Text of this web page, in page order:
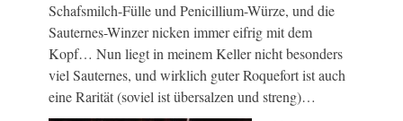
Schafsmilch-Fülle und Penicillium-Würze, und die
Sauternes-Winzer nicken immer eifrig mit dem
Kopf… Nun liegt in meinem Keller nicht besonders
viel Sauternes, und wirklich guter Roquefort ist auch
eine Rarität (soviel ist übersalzen und streng)…